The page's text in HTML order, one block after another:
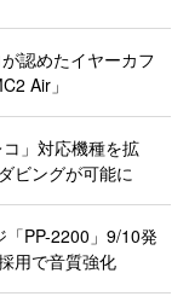
認めたイヤーカフ
Air」
」対応機種を拡
ビングが可能に
PP-2200」9/10発
用で音質強化